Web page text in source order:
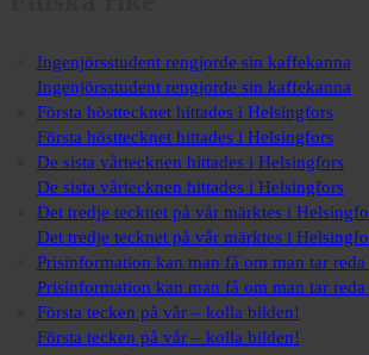
Ingenjörsstudent rengjorde sin kaffekanna
Ingenjörsstudent rengjorde sin kaffekanna
Första hösttecknet hittades i Helsingfors
Första hösttecknet hittades i Helsingfors
De sista vårtecknen hittades i Helsingfors
De sista vårtecknen hittades i Helsingfors
Det tredje tecknet på vår märktes i
Det tredje tecknet på vår märktes i
Prisinformation kan man få om man tar
Prisinformation kan man få om man tar
Första tecken på vår – kolla bilden!
Första tecken på vår – kolla bilden!